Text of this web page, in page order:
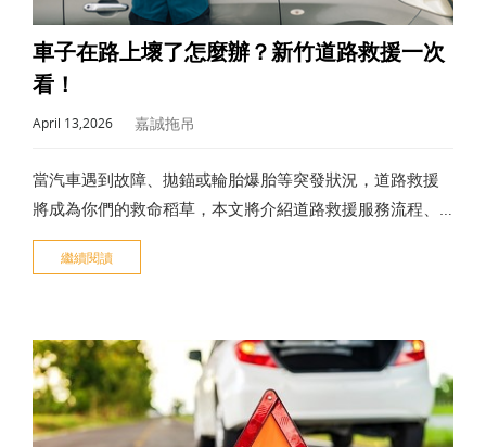
車子在路上壞了怎麼辦？新竹道路救援一次
看！
April 13,2026 嘉誠拖吊
當汽車遇到故障、拋錨或輪胎爆胎等突發狀況，道路救援
將成為你們的救命稻草，本文將介紹道路救援服務流程、
項目、費用，建議花時間了解相關道路救援資訊，才能在
危急關頭找對窗口！嘉誠拖吊提供24小時專業新竹道路救
繼續閱讀